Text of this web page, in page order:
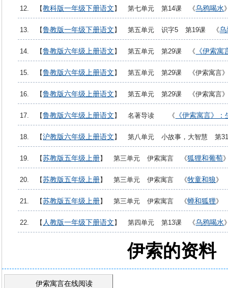
12. 【教科版一年级下册语文 】 第七单元 第14课 《乌鸦喝水
13. 【鲁教版一年级下册语文 】 第五单元 识字5 第19课 《
14. 【鲁教版六年级上册语文 】 第五单元 第29课 《 《伊索寓
15. 【鲁教版六年级上册语文 】 第五单元 第29课 《伊索寓言
16. 【鲁教版六年级上册语文 】 第五单元 第29课 《伊索寓言
17. 【鲁教版六年级上册语文 】 名著导读 《 《伊索寓言》
18. 【沪教版六年级上册语文 】 第八单元 小故事，大智慧 第
19. 【苏教版五年级上册】 第三单元 伊索寓言 《狐狸和葡萄
20. 【苏教版五年级上册】 第三单元 伊索寓言 《牧童和狼》
21. 【苏教版五年级上册】 第三单元 伊索寓言 《蝉和狐狸》
22. 【 人教版一年级下册语文 】 第四单元 第13课 《乌鸦喝水
伊索的资料
伊索寓言在线阅读